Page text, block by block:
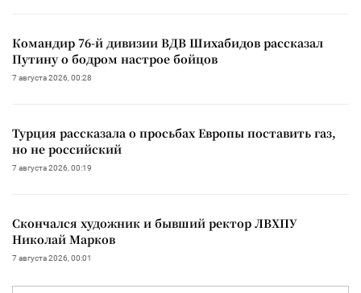
Командир 76-й дивизии ВДВ Шихабидов рассказал
Путину о бодром настрое бойцов
7 августа 2026, 00:28
Турция рассказала о просьбах Европы поставить газ,
но не российский
7 августа 2026, 00:19
Скончался художник и бывший ректор ЛВХПУ
Николай Марков
7 августа 2026, 00:01